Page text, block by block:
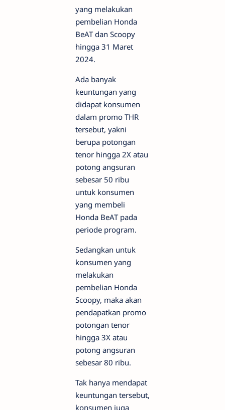
yang melakukan
pembelian Honda
BeAT dan Scoopy
hingga 31 Maret
2024.
Ada banyak
keuntungan yang
didapat konsumen
dalam promo THR
tersebut, yakni
berupa potongan
tenor hingga 2X atau
potong angsuran
sebesar 50 ribu
untuk konsumen
yang membeli
Honda BeAT pada
periode program.
Sedangkan untuk
konsumen yang
melakukan
pembelian Honda
Scoopy, maka akan
pendapatkan promo
potongan tenor
hingga 3X atau
potong angsuran
sebesar 80 ribu.
Tak hanya mendapat
keuntungan tersebut,
konsumen juga